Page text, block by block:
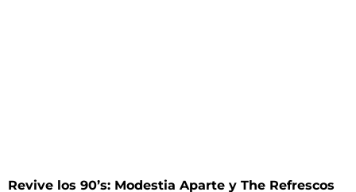
Revive los 90’s: Modestia Aparte y The Refrescos